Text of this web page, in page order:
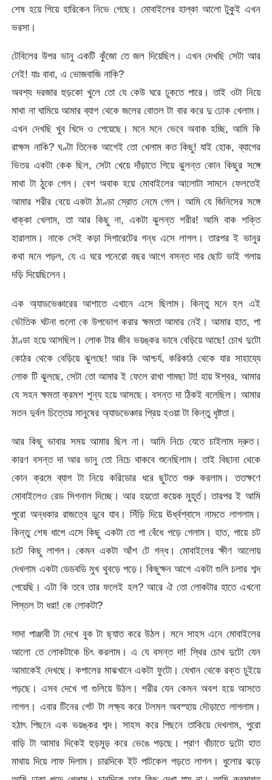
শেষ হয়ে গিয়ে হারিকেন নিভে গেছে। মোবাইলের হাল্কা আলো টুকুই এখন
ভরসা।
টেবিলের উপর ভানু একটি কুঁজো তে জল দিয়েছিল। এখন দেখছি সেটা আর
নেই! যাঃ বাবা, এ ভোজবাজি নাকি?
অবশ্য দরজার হুড়কো খুলে তো যে কেউ ঘরে ঢুকতে পারে। তাই ওটা নিয়ে
মাথা না ঘামিয়ে আমার ব্যাগ থেকে জলের বোতল টা বার করে দু ঢোক খেলাম।
এখন দেখছি খুব খিদে ও পেয়েছে। মনে মনে ভেবে অবাক হচ্ছি, আমি কি
রাক্ষস নাকি? ঘণ্টা তিনেক আগেই তো খেলাম কত কিছু! যাই হোক, ব্যাগের
ভিতর একটা কেক ছিল, সেটা খেয়ে দাঁড়াতে গিয়ে ঝুলন্ত কোন কিছুর সঙ্গে
মাথা টা ঠুকে গেল। বেশ অবাক হয়ে মোবাইলের আলোটা সামনে ফেলতেই
আমার শরীর বেয়ে একটা ঠাণ্ডা স্রোত নেমে গেল। আমি যে জিনিসের সঙ্গে
ধাক্কা খেলাম, তা আর কিছু না, একটা ঝুলন্ত শরীর! আমি বাক শক্তি
হারালাম। নাকে সেই কড়া সিগারেটের গন্ধ এসে লাগল। তারপর ই ভানুর
কথা মনে পড়ল, যে এ ঘরে পনেরো বছর আগে বসন্ত দার ছোট ভাই গলায়
দড়ি দিয়েছিলেন।
এক অ্যাডভেঞ্চারের আশাতে এখানে এসে ছিলাম। কিন্তু মনে হল এই
ভৌতিক ঘটনা গুলো কে উপভোগ করার ক্ষমতা আমার নেই। আমার হাত, পা
ঠাণ্ডা হয়ে আসছিল। লোক টার জীব ভয়ঙ্কর ভাবে বেড়িয়ে আছে! চোখ দুটো
কোঠর থেকে বেড়িয়ে ঝুলছে! আর কি আশ্চর্য, করিকাঠ থেকে যার সাহায্যে
লোক টি ঝুলছে, সেটা তো আমার ই ফেলে রাখা গামছা টা! হায় ঈশ্বর, আমার
যে সহন ক্ষমতা ক্রমশ শূন্য হয়ে আসছে। বসন্ত দা ঠিকই বলেছিল। আমার
মতন দুর্বল চিত্তের মানুষের অ্যাডভেঞ্চার প্রিয় হওয়া টা কিন্তু ধৃষ্টতা।
আর কিছু ভাবার সময় আমার ছিল না। আমি নিচে যেতে চাইলাম দ্রুত।
কারণ বসন্ত দা আর ভানু তো নিচে থাকবে শুনেছিলাম। তাই বিছানা থেকে
কোন ক্রমে ব্যাগ টা নিয়ে করিডোর ধরে ছুটতে শুরু করলাম। ততক্ষণে
মোবাইলেও রেড সিগনাল দিচ্ছে। আর হয়তো কয়েক মুহূর্ত। তারপর ই আমি
পুরো অন্ধকার রাজত্বে ডুবে যাব। সিঁড়ি দিয়ে ঊর্ধ্বশ্বাসে নামতে লাগলাম।
কিন্তু শেষ ধাপে এসে কিছু একটা তে পা বেঁধে পড়ে গেলাম। হাত, পায়ে চট
চটে কিছু লাগল। কেমন একটা আঁশ টে গন্ধ। মোবাইলের ক্ষীণ আলোয়
দেখলাম একটা ডেডবডি মুখ থুবড়ে পড়ে। কিছুক্ষন আগে একটা গুলি চলার শব্দ
পেয়েছি। এটা কি তবে তার ফলেই হল? আরে ঐ তো লোকটার হাতে এখনো
পিস্তল টা ধরা! কে লোকটা?
সাদা পাঞ্জাবী টা দেখে বুক টা ছ্যাত করে উঠল। মনে সাহস এনে মোবাইলের
আলো তে লোকটাকে চিৎ করলাম। এ যে বসন্ত দা! স্থির চোখ দুটো যেন
আমাকেই দেখছে। কপালের মাঝখানে একটা ফুটো। যেখান থেকে রক্ত চুইয়ে
পড়ছে। এসব দেখে গা গুলিয়ে উঠল। শরীর যেন কেমন অবশ হয়ে আসতে
লাগল। এবার টিনের গেট টা লক্ষ্য করে টলমল অবস্হায় দৌড়াতে লাগলাম।
হঠাৎ পিছনে এক ভয়ঙ্কর শব্দ। সাহস করে পিছনে তাকিয়ে দেখলাম, পুরো
বাড়ি টা আমার দিকেই হুড়মুড় করে ভেঙে পড়ছে। প্রাণ বাঁচাতে দুটো হাত
মাথায় দিয়ে লাফ দিলাম। চারদিকে ইট পাটকেল পড়তে লাগল। ধুলোর ঝড়ে